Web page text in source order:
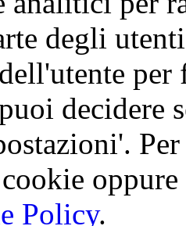
degli
decidere
Policy.